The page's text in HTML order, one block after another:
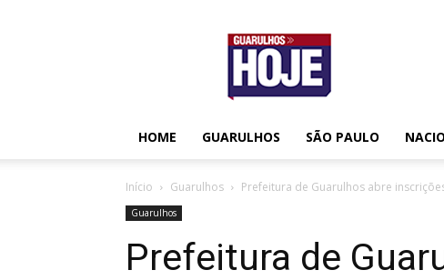
Guarulhos
Hoje
HOME GUARULHOS SÃO PAULO
Início Guarulhos Prefeitura de Guarulhos abre
Guarulhos
Prefeitura de